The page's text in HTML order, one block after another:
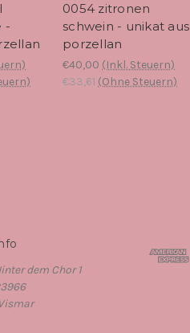
-
0054 zitronen
schwein - unikat aus
porzellan
€40,00 (Inkl. Steuern)
€33,61 (Ohne Steuern)
dem Chor 1